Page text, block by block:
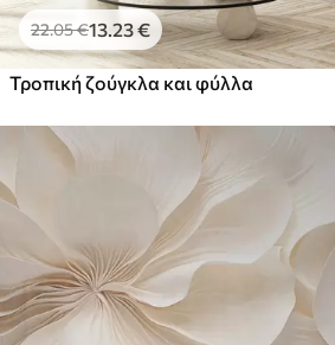
22.05€13 .23€
Τροπική ζούγκλα και φύλλα